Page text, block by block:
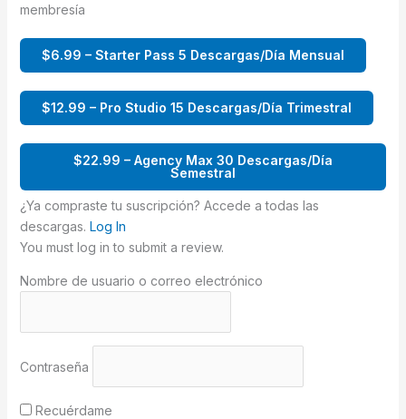
membresía
$6.99 – Starter Pass 5 Descargas/Día Mensual
$12.99 – Pro Studio 15 Descargas/Día Trimestral
$22.99 – Agency Max 30 Descargas/Día
Semestral
¿Ya compraste tu suscripción? Accede a todas las
descargas. Log In
You must log in to submit a review.
Nombre de usuario o correo electrónico
Contraseña
Recuérdame